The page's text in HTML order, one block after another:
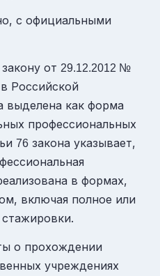
с официальными
от 29.12.2012 №
Российской
выделена как форма
профессиональных
76 закона указывает,
в формах,
включая полное или
о прохождении
учреждениях